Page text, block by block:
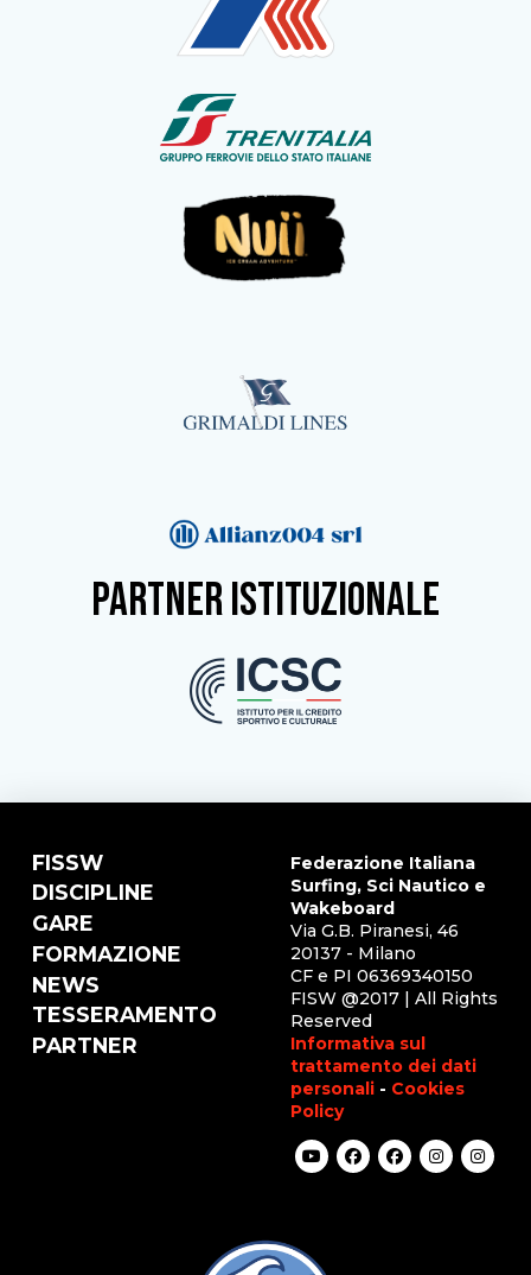
partner istituzionale
FISSW
DISCIPLINE
GARE
FORMAZIONE
NEWS
TESSERAMENTO
PARTNER
Federazione Italiana
Surfing, Sci Nautico e
Wakeboard
Via G.B. Piranesi, 46
20137 - Milano
CF e PI 06369340150
FISW @2017 | All Rights
Reserved
Informativa sul
trattamento dei dati
personali - Cookies
Policy